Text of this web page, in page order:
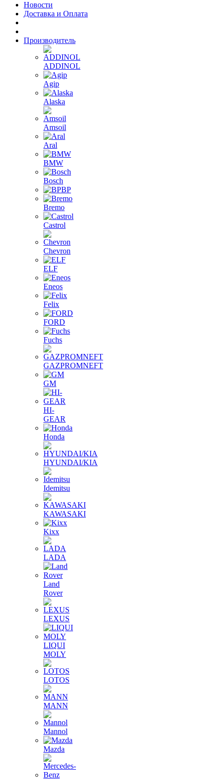
Новости
Доставка и Оплата
Производитель
ADDINOL
Agip
Alaska
Amsoil
Aral
BMW
Bosch
BP
Bremo
Castrol
Chevron
ELF
Eneos
Felix
FORD
Fuchs
GAZPROMNEFT
GM
HI-
GEAR
Honda
HYUNDAI/KIA
Idemitsu
KAWASAKI
Kixx
LADA
Land
Rover
LEXUS
LIQUI
MOLY
LOTOS
MANN
Mannol
Mazda